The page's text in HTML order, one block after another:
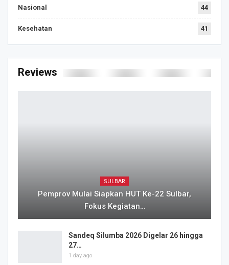
Nasional 44
Kesehatan 41
Reviews
SULBAR
Pemprov Mulai Siapkan HUT Ke-22 Sulbar,
Fokus Kegiatan…
Sandeq Silumba 2026 Digelar 26 hingga
27…
1 day ago